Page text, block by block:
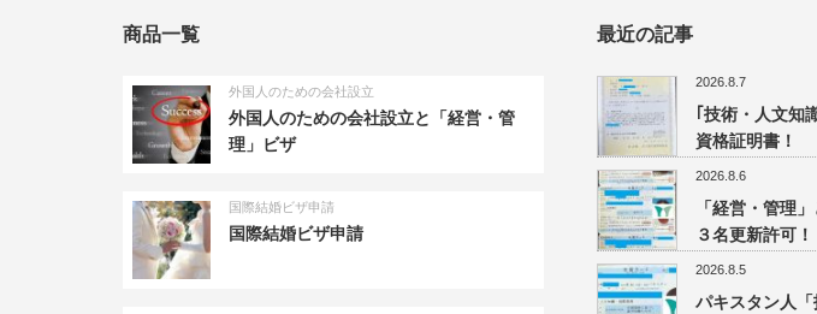
商品一覧
外国人のための会社設立
外国人のための会社設立と「経営・管
理」ビザ
国際結婚ビザ申請
国際結婚ビザ申請
最近の記事
2026.8.7
｢技術・人文知
資格証明書！
2026.8.6
「経営・管理
３名更新許可！
2026.8.5
パキスタン人